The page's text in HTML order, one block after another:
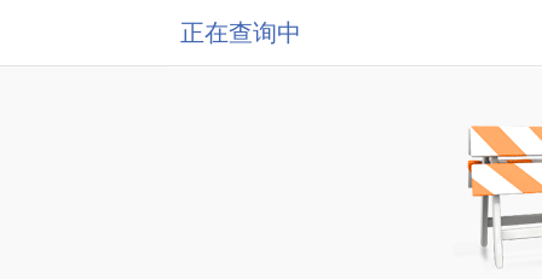
正在查询中